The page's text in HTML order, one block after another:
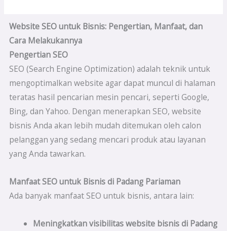
Website SEO untuk Bisnis: Pengertian, Manfaat, dan
Cara Melakukannya
Pengertian SEO
SEO (Search Engine Optimization) adalah teknik untuk
mengoptimalkan website agar dapat muncul di halaman
teratas hasil pencarian mesin pencari, seperti Google,
Bing, dan Yahoo. Dengan menerapkan SEO, website
bisnis Anda akan lebih mudah ditemukan oleh calon
pelanggan yang sedang mencari produk atau layanan
yang Anda tawarkan.
Manfaat SEO untuk Bisnis di Padang Pariaman
Ada banyak manfaat SEO untuk bisnis, antara lain:
Meningkatkan visibilitas website bisnis di Padang